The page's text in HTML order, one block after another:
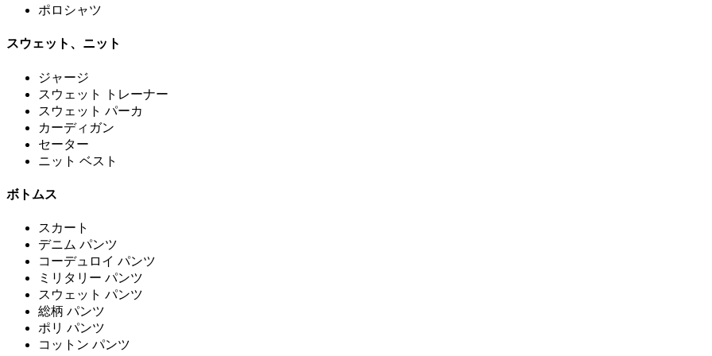
ポロシャツ
スウェット、ニット
ジャージ
スウェット トレーナー
スウェット パーカ
カーディガン
セーター
ニット ベスト
ボトムス
スカート
デニム パンツ
コーデュロイ パンツ
ミリタリー パンツ
スウェット パンツ
総柄 パンツ
ポリ パンツ
コットン パンツ